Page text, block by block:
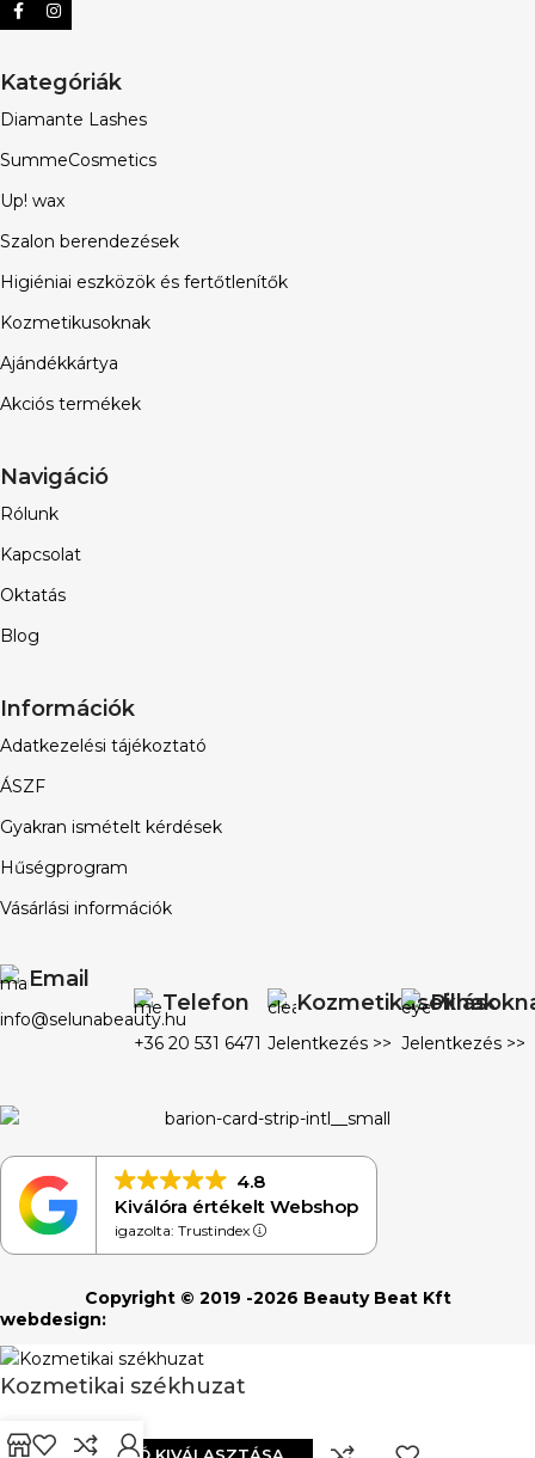
Kategóriák
Diamante Lashes
SummeCosmetics
Up! wax
Szalon berendezések
Higiéniai eszközök és fertőtlenítők
Kozmetikusoknak
Ajándékkártya
Akciós termékek
Navigáció
Rólunk
Kapcsolat
Oktatás
Blog
Információk
Adatkezelési tájékoztató
ÁSZF
Gyakran ismételt kérdések
Hűségprogram
Vásárlási információk
Email
info@selunabeauty.hu
Telefon
+36 20 531 6471
Kozmetikusoknak
Jelentkezés >> Jelentkezés >>
4.8
Kiválóra értékelt Webshop
igazolta: Trustindex
Copyright © 2019 -2026 Beauty Beat Kft
webdesign:
Kozmetikai székhuzat